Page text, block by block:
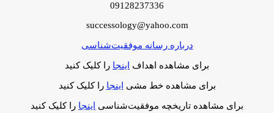
09128237336
successology@yahoo.com
درباره رسانه موفقیت‌شناسی
برای مشاهده اهداف اینجا را کلیک کنید
برای مشاهده خط‌ مشی اینجا را کلیک کنید
برای مشاهده تاریخچه موفقیت‌شناسی اینجا را کلیک کنید